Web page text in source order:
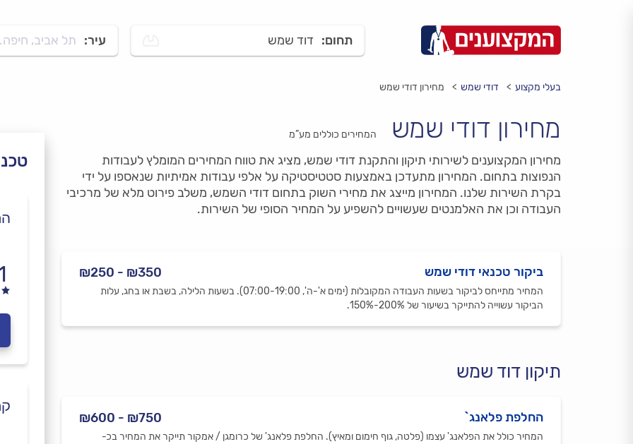
תחום: דוד שמש עיר: תל אביב,
בעלי מקצוע דודי שמש מחירון דודי שמש
מחירון דודי שמש המחירים כוללים מע”מ
מחירון המקצוענים לשירותי תיקון והתקנת דודי שמש, מציג את טווח המחירים המומלץ לעבודות
הנפוצות בתחום. המחירון מתעדכן באמצעות סטטיסטיקה על אלפי עבודות אמיתיות שנאספו על ידי
בקרת השירות שלנו. המחירון מייצג את מחירי השוק בתחום דודי השמש, משלב פירוט מלא של מרכיבי
העבודה וכן את האלמנטים שעשויים להשפיע על המחיר הסופי של השירות.
ביקור טכנאי דודי שמש ₪350 - ₪250
המחיר מתייחס לביקור בשעות העבודה המקובלות (ימים א'-ה', 07:00-19:00). בשעות הלילה, בשבת או בחג, עלות
הביקור עשוייה להתייקר בשיעור של 200%-150%.
תיקון דוד שמש
החלפת פלאנג` ₪750 - ₪600
המחיר כולל את הפלאנג' עצמו (פלטה, גוף חימום ומאיץ). החלפת פלאנג' של כרומגן / אמקור תייקר את המחיר בכ-